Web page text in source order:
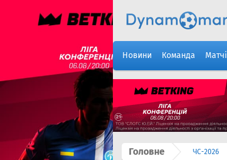
Новини Команда Матчі
Головне ЧС-2026